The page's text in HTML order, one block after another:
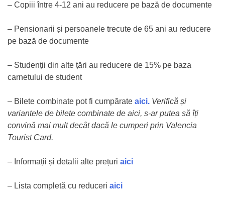
– Copiii între 4-12 ani au reducere pe bază de documente
– Pensionarii și persoanele trecute de 65 ani au reducere
pe bază de documente
– Studenții din alte țări au reducere de 15% pe baza
carnetului de student
– Bilete combinate pot fi cumpărate aici. Verifică și
variantele de bilete combinate de aici, s-ar putea să îți
convină mai mult decât dacă le cumperi prin Valencia
Tourist Card.
– Informații și detalii alte prețuri aici
– Lista completă cu reduceri aici